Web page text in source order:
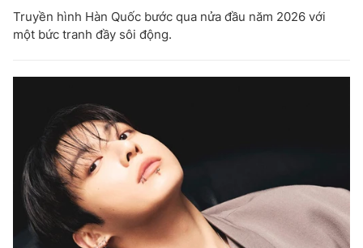
Truyền hình Hàn Quốc bước qua nửa đầu năm 2026 với
một bức tranh đầy sôi động.